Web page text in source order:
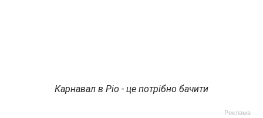
Карнавал в Ріо - це потрібно бачити